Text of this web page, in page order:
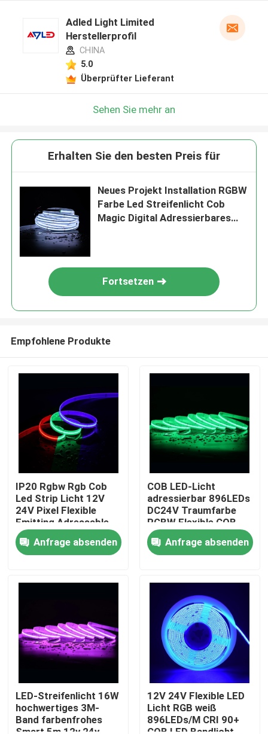
Nach Hause
Über uns
Kontakte
Adled Light Limited
Herstellerprofil
CHINA
5.0
Überprüfter Lieferant
Sehen Sie mehr an
Erhalten Sie den besten Preis für
Neues Projekt Installation RGBW
Farbe Led Streifenlicht Cob
Magic Digital Adressierbares
Fortsetzen
Empfohlene Produkte
IP20 Rgbw Rgb Cob
Led Strip Licht 12V
24V Pixel Flexible
Emitting Adressable
Cob Led Strip
Anfrage absenden
COB LED-Licht
adressierbar 896LEDs
DC24V Traumfarbe
RGBW Flexible COB
Digital Led Pixel
Anfrage absenden
LED-Streifenlicht 16W
hochwertiges 3M-
Band farbenfrohes
12V 24V Flexible LED
Licht RGB weiß
896LEDs/M CRI 90+